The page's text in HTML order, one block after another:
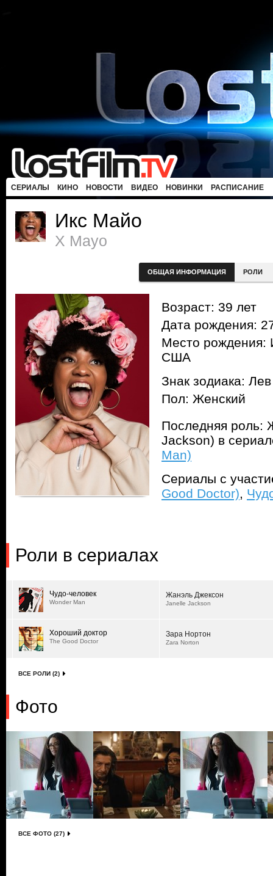
СЕРИАЛЫ КИНО НОВОСТИ ВИДЕО НОВИНКИ РАСПИСАНИЕ
Икс Майо
X Mayo
ОБЩАЯ ИНФОРМАЦИЯ РОЛИ
Возраст: 39 лет
Дата рождения:
Место рождения:
США
Знак зодиака: Лев
Пол: Женский
Последняя роль:
Jackson) в
Man)
Сериалы с
Good Doctor),
Роли в сериалах
Чудо-человек
Wonder Man
Жанэль Джексон
Janelle Jackson
Хороший доктор
The Good Doctor
Зара Нортон
Zara Norton
ВСЕ РОЛИ (2)
Фото
ВСЕ ФОТО (27)